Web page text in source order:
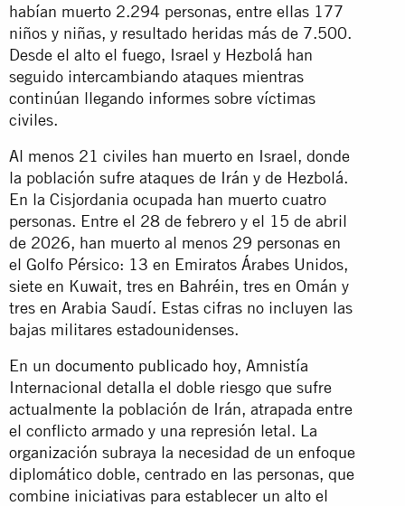
habían muerto 2.294 personas, entre ellas 177
niños y niñas, y resultado heridas más de 7.500.
Desde el alto el fuego, Israel y Hezbolá han
seguido intercambiando ataques mientras
continúan llegando informes sobre víctimas
civiles.
Al menos 21 civiles han muerto en Israel, donde
la población sufre ataques de Irán y de Hezbolá.
En la Cisjordania ocupada han muerto cuatro
personas. Entre el 28 de febrero y el 15 de abril
de 2026, han muerto al menos 29 personas en
el Golfo Pérsico: 13 en Emiratos Árabes Unidos,
siete en Kuwait, tres en Bahréin, tres en Omán y
tres en Arabia Saudí. Estas cifras no incluyen las
bajas militares estadounidenses.
En un documento publicado hoy, Amnistía
Internacional detalla el doble riesgo que sufre
actualmente la población de Irán, atrapada entre
el conflicto armado y una represión letal. La
organización subraya la necesidad de un enfoque
diplomático doble, centrado en las personas, que
combine iniciativas para establecer un alto el